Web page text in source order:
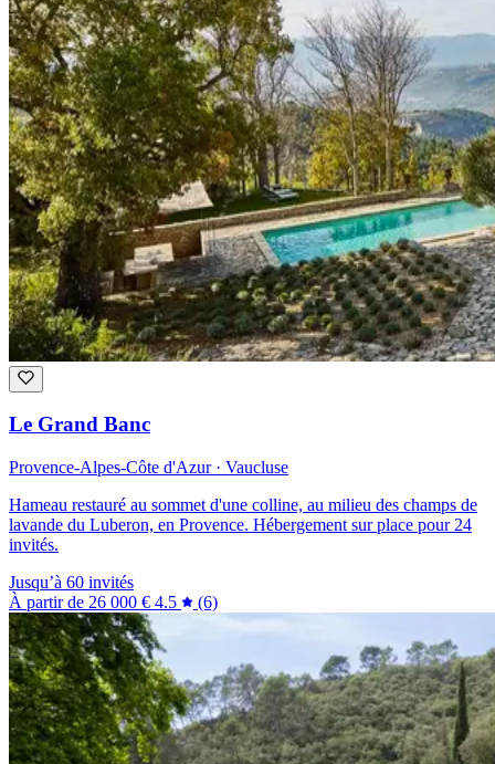
Le Grand Banc
Provence-Alpes-Côte d'Azur · Vaucluse
Hameau restauré au sommet d'une colline, au milieu des champs de
lavande du Luberon, en Provence. Hébergement sur place pour 24
invités.
Jusqu’à 60 invités
À partir de 26 000 € 4.5 (6)